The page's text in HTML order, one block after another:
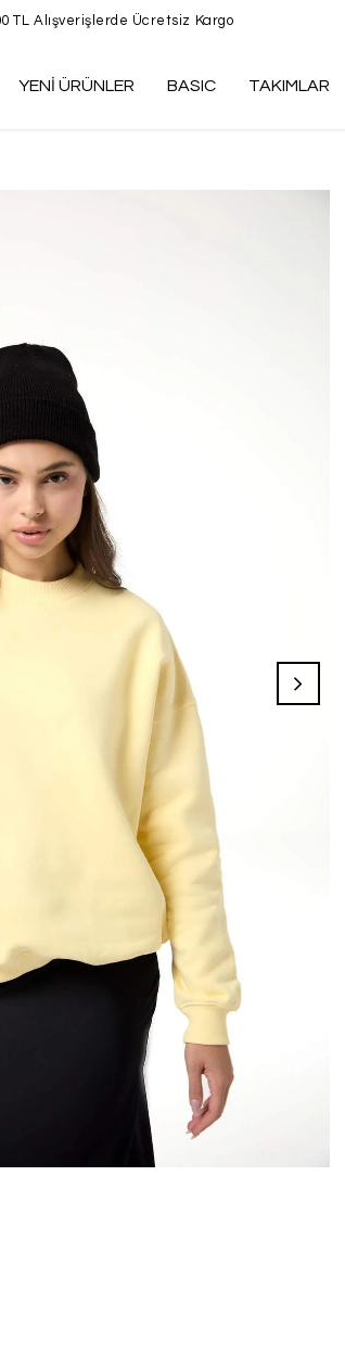
TL Alışverişlerde Ücretsiz Kargo
YENİ ÜRÜNLER BASIC TAKIMLAR